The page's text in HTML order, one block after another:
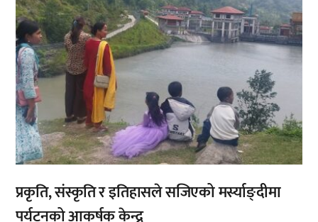
प्रकृति, संस्कृति र इतिहासले सजिएको मर्स्याङ्दीमा
पर्यटनको आकर्षक केन्द्र